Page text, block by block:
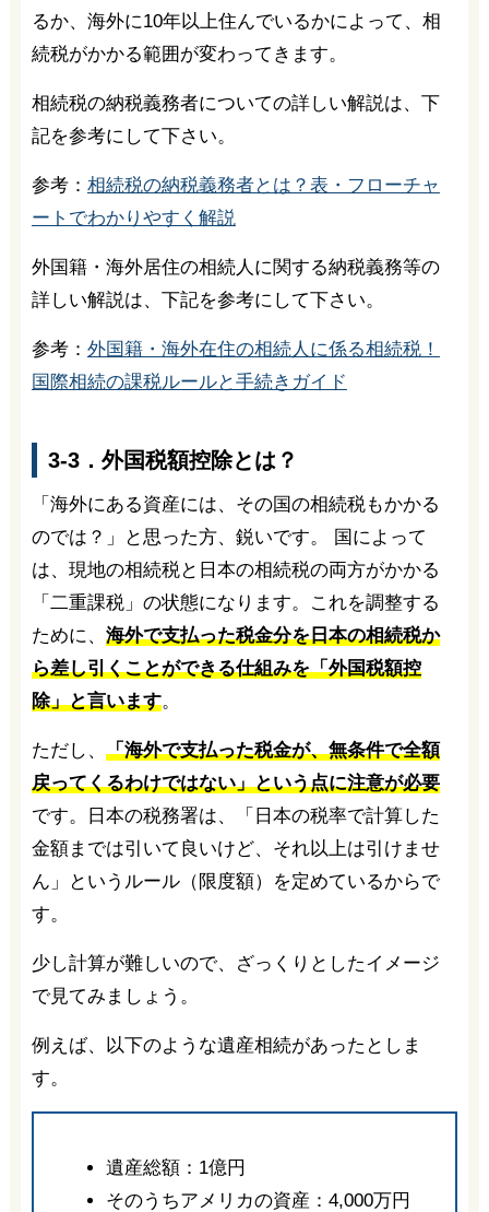
るか、海外に10年以上住んでいるかによって、相
続税がかかる範囲が変わってきます。
相続税の納税義務者についての詳しい解説は、下
記を参考にして下さい。
参考： 相続税の納税義務者とは？表・フローチャ
ートでわかりやすく解説
外国籍・海外居住の相続人に関する納税義務等の
詳しい解説は、下記を参考にして下さい。
参考： 外国籍・海外在住の相続人に係る相続税！
国際相続の課税ルールと手続きガイド
3-3．外国税額控除とは？
「海外にある資産には、その国の相続税もかかる
のでは？」と思った方、鋭いです。 国によって
は、現地の相続税と日本の相続税の両方がかかる
「二重課税」の状態になります。これを調整する
ために、 海外で支払った税金分を日本の相続税か
ら差し引くことができる仕組みを「外国税額控
除」と言います。
ただし、 「海外で支払った税金が、無条件で全額
戻ってくるわけではない」という点に注意が必要
です。日本の税務署は、「日本の税率で計算した
金額までは引いて良いけど、それ以上は引けませ
ん」というルール（限度額）を定めているからで
す。
少し計算が難しいので、ざっくりとしたイメージ
で見てみましょう。
例えば、以下のような遺産相続があったとしま
す。
遺産総額：1億円
そのうちアメリカの資産：4,000万円